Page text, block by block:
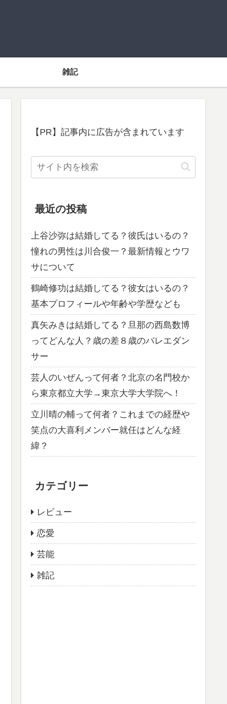
雑記
【PR】記事内に広告が含まれています
最近の投稿
上谷沙弥は結婚してる？彼氏はいるの？
憧れの男性は川合俊一？最新情報とウワ
サについて
鶴崎修功は結婚してる？彼女はいるの？
基本プロフィールや年齢や学歴なども
真矢みきは結婚してる？旦那の西島数博
ってどんな人？歳の差８歳のバレエダン
サー
芸人のいぜんって何者？北京の名門校か
ら東京都立大学→東京大学大学院へ！
立川晴の輔って何者？これまでの経歴や
笑点の大喜利メンバー就任はどんな経
緯？
カテゴリー
レビュー
恋愛
芸能
雑記